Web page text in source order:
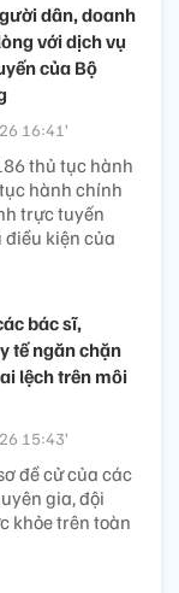
dân, doanh
với dịch vụ
của Bộ
16:41’
thủ tục hành
hành chính
trực tuyến
kiện của
bác sĩ,
tế ngăn chặn
lệch trên môi
15:43’
đề cử của các
gia, đội
khỏe trên toàn